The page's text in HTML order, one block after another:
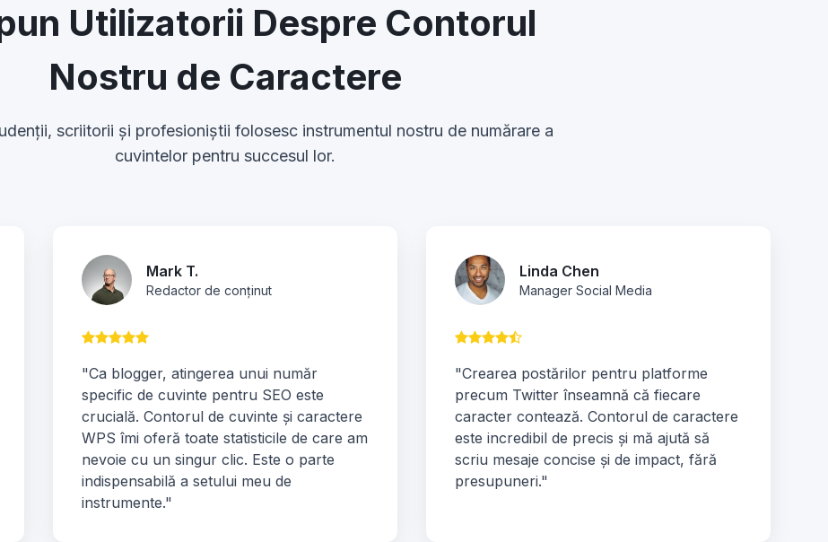
Utilizatorii Despre Contorul
Nostru de Caractere
scriitorii și profesioniștii folosesc instrumentul nostru de numărare a
cuvintelor pentru succesul lor.
Mark T.
Redactor de conținut
"Ca blogger, atingerea unui număr
specific de cuvinte pentru SEO este
crucială. Contorul de cuvinte și caractere
WPS îmi oferă toate statisticile de care am
nevoie cu un singur clic. Este o parte
indispensabilă a setului meu de
instrumente."
Linda Chen
Manager Social Media
"Crearea postărilor pentru platforme
precum Twitter înseamnă că fiecare
caracter contează. Contorul de caractere
este incredibil de precis și mă ajută să
scriu mesaje concise și de impact, fără
presupuneri."